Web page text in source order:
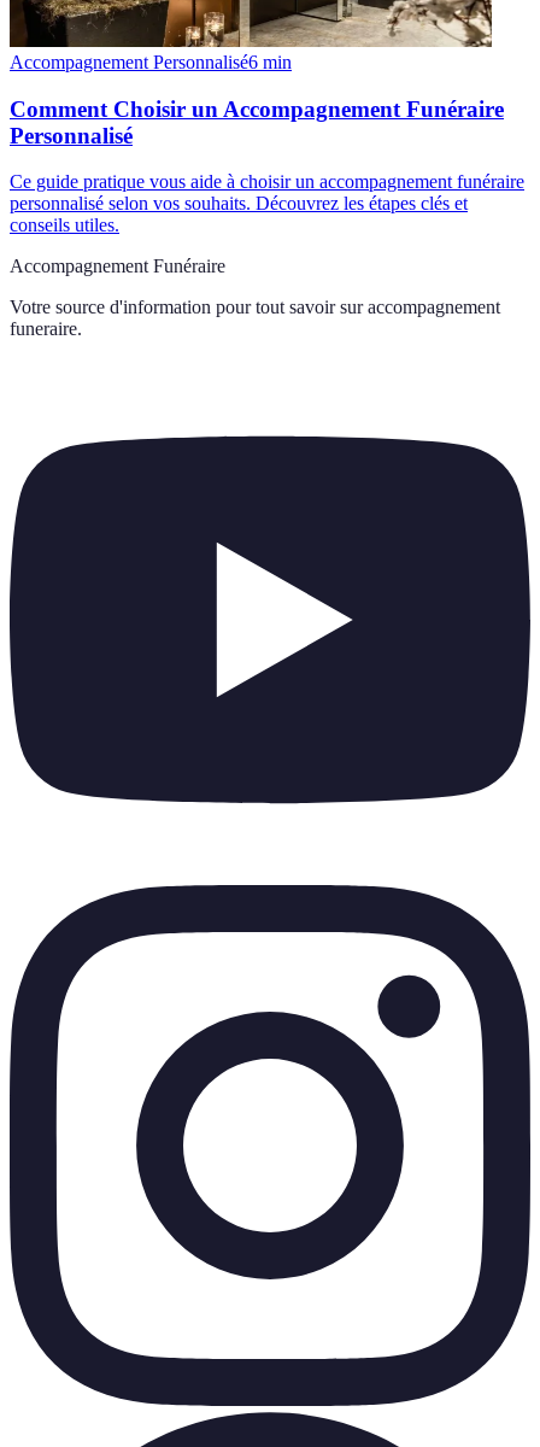
Accompagnement Personnalisé6 min
Comment Choisir un Accompagnement Funéraire
Personnalisé
Ce guide pratique vous aide à choisir un accompagnement funéraire
personnalisé selon vos souhaits. Découvrez les étapes clés et
conseils utiles.
Accompagnement Funéraire
Votre source d'information pour tout savoir sur accompagnement
funeraire.